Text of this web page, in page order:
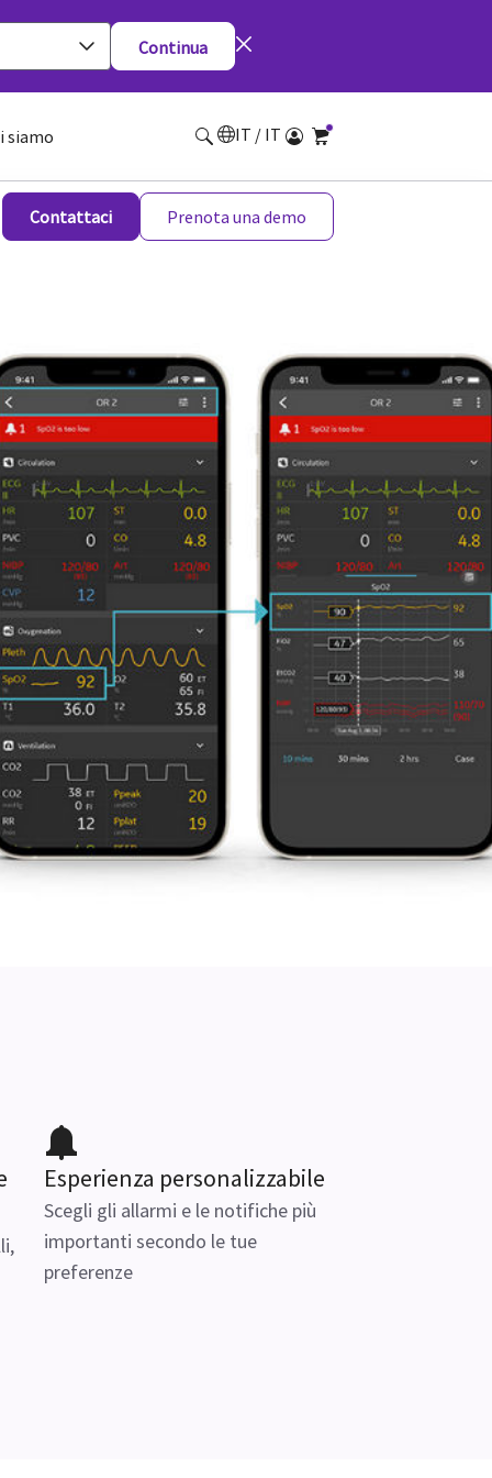
Continua
siamo IT / IT
Contattaci Prenota una demo
Esperienza personalizzabile
Scegli gli allarmi e le notifiche più
importanti secondo le tue
preferenze